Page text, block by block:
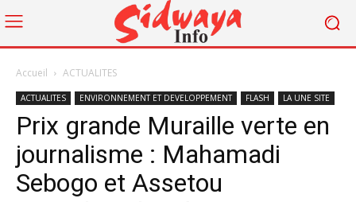
Accueil ACTUALITES
ACTUALITES ENVIRONNEMENT ET DEVELOPPEMENT FLASH LA UNE SITE
Prix grande Muraille verte en
journalisme : Mahamadi
Sebogo et Assetou